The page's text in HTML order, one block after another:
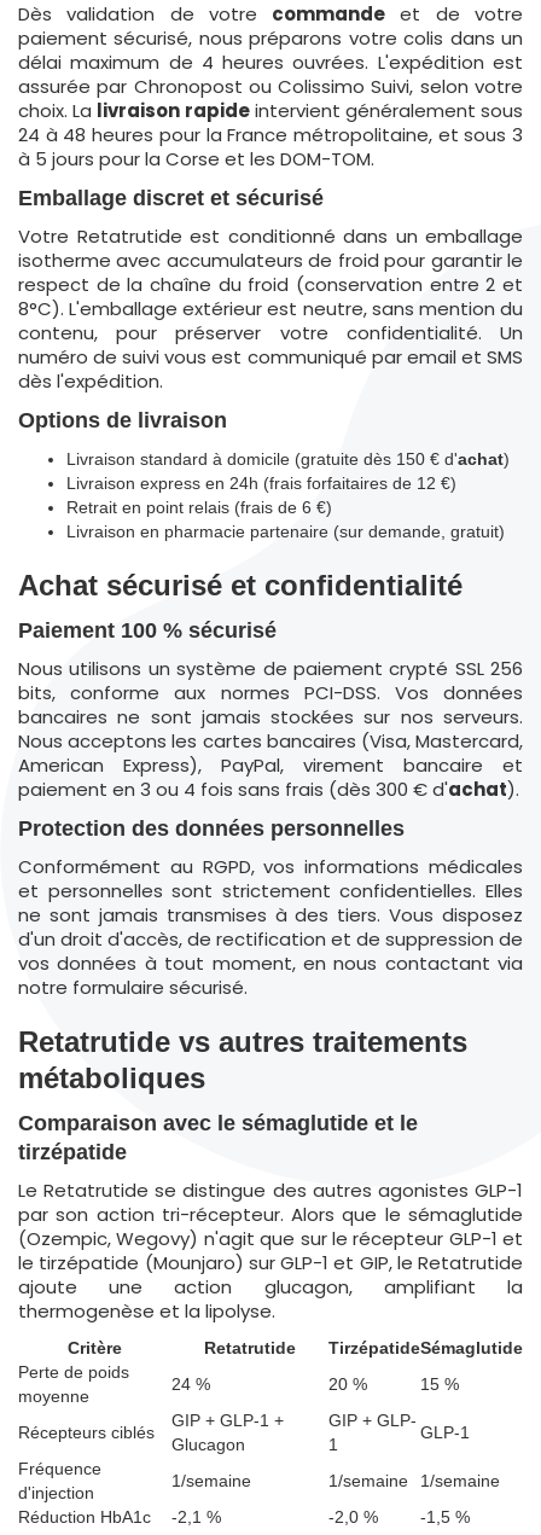
Dès validation de votre commande et de votre
paiement sécurisé, nous préparons votre colis dans un
délai maximum de 4 heures ouvrées. L'expédition est
assurée par Chronopost ou Colissimo Suivi, selon votre
choix. La livraison rapideintervient généralement sous
24 à 48 heures pour la France métropolitaine, et sous 3
à 5 jours pour la Corse et les DOM-TOM.
Emballage discret et sécurisé
Votre Retatrutide est conditionné dans un emballage
isotherme avec accumulateurs de froid pour garantir le
respect de la chaîne du froid (conservation entre 2 et
8°C). L'emballage extérieur est neutre, sans mention du
contenu, pour préserver votre confidentialité. Un
numéro de suivi vous est communiqué par email et SMS
dès l'expédition.
Options de livraison
Livraison standard à domicile (gratuite dès 150 € d'achat)
Livraison express en 24h (frais forfaitaires de 12 €)
Retrait en point relais (frais de 6 €)
Livraison en pharmacie partenaire (sur demande, gratuit)
Achat sécurisé et confidentialité
Paiement 100 % sécurisé
Nous utilisons un système de paiement crypté SSL 256
bits, conforme aux normes PCI-DSS. Vos données
bancaires ne sont jamais stockées sur nos serveurs.
Nous acceptons les cartes bancaires (Visa, Mastercard,
American Express), PayPal, virement bancaire et
paiement en 3 ou 4 fois sans frais (dès 300 € d'achat).
Protection des données personnelles
Conformément au RGPD, vos informations médicales
et personnelles sont strictement confidentielles. Elles
ne sont jamais transmises à des tiers. Vous disposez
d'un droit d'accès, de rectification et de suppression de
vos données à tout moment, en nous contactant via
notre formulaire sécurisé.
Retatrutide vs autres traitements
métaboliques
Comparaison avec le sémaglutide et le
tirzépatide
Le Retatrutide se distingue des autres agonistes GLP-1
par son action tri-récepteur. Alors que le sémaglutide
(Ozempic, Wegovy) n'agit que sur le récepteur GLP-1 et
le tirzépatide (Mounjaro) sur GLP-1 et GIP, le Retatrutide
ajoute une action glucagon, amplifiant la
thermogenèse et la lipolyse.
Critère Retatrutide TirzépatideSémaglutide
Perte de poids
moyenne
24 % 20 % 15 %
Récepteurs ciblés
GIP + GLP-1 +
Glucagon
GIP + GLP-
1
GLP-1
Fréquence
d'injection
1/semaine 1/semaine
1/semaine
Réduction HbA1c
-2,1 % -2,0 % -1,5 %